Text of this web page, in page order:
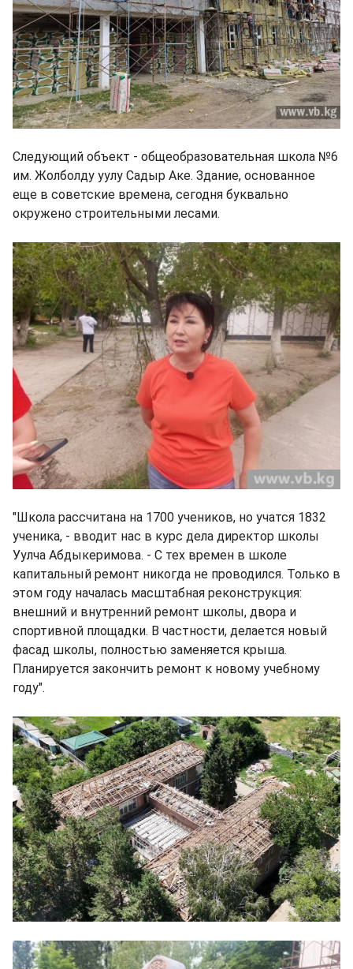
Следующий объект - общеобразовательная школа №6
им. Жолболду уулу Садыр Аке. Здание, основанное
еще в советские времена, сегодня буквально
окружено строительными лесами.
"Школа рассчитана на 1700 учеников, но учатся 1832
ученика, - вводит нас в курс дела директор школы
Уулча Абдыкеримова. - С тех времен в школе
капитальный ремонт никогда не проводился. Только в
этом году началась масштабная реконструкция:
внешний и внутренний ремонт школы, двора и
спортивной площадки. В частности, делается новый
фасад школы, полностью заменяется крыша.
Планируется закончить ремонт к новому учебному
году".